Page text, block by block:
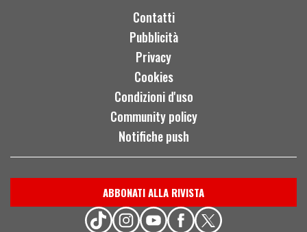
Contatti
Pubblicità
Privacy
Cookies
Condizioni d'uso
Community policy
Notifiche push
ABBONATI ALLA RIVISTA